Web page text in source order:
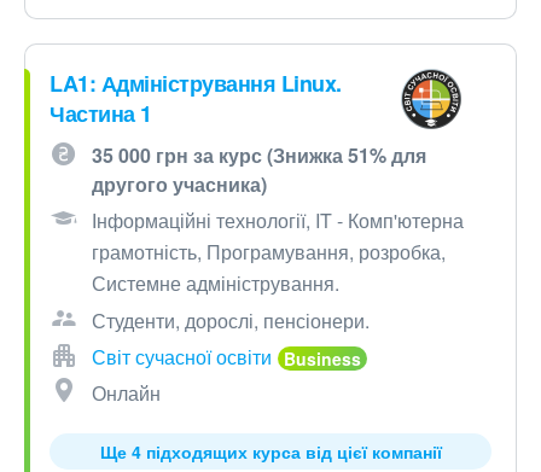
LA1: Адміністрування Linux.
Частина 1
35 000 грн за курс (Знижка 51% для
другого учасника)
Інформаційні технології, IT - Комп'ютерна
грамотність, Програмування, розробка,
Системне адміністрування.
Студенти, дорослі, пенсіонери.
Світ сучасної освіти
Онлайн
Ще 4 підходящих курса від цієї компанії